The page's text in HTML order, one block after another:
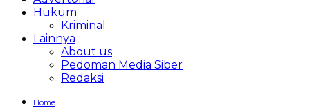
Hukum
Kriminal
Lainnya
About us
Pedoman Media Siber
Redaksi
Home